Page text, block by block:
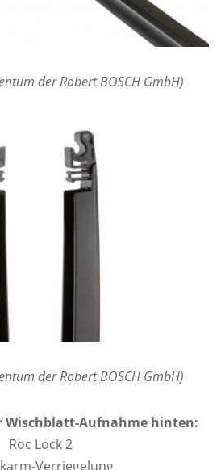
der Robert BOSCH GmbH)
der Robert BOSCH GmbH)
Wischblatt-Aufnahme hinten:
Roc Lock 2
Verriegelung